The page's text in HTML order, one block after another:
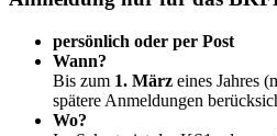
persönlich oder per Post
Wann?
Bis zum 1. März eines Jahres
spätere Anmeldungen
Wo?